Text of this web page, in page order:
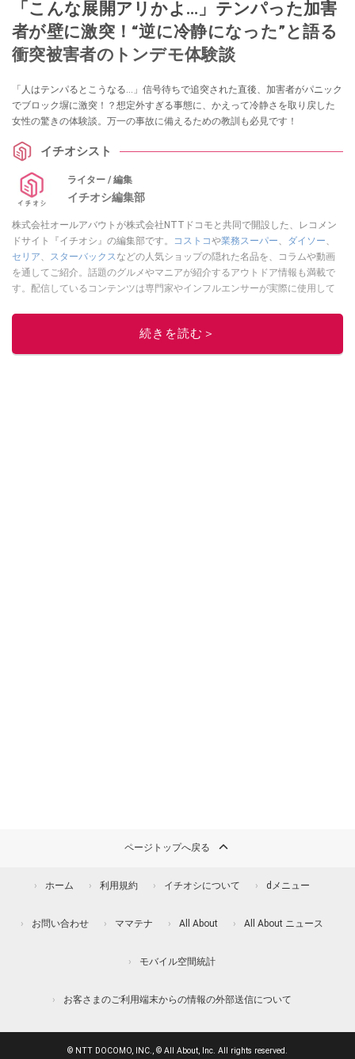
「こんな展開アリかよ…」テンパった加害
者が壁に激突！“逆に冷静になった”と語る
衝突被害者のトンデモ体験談
「人はテンパるとこうなる…」信号待ちで追突された直後、加害者がパニック
でブロック塀に激突！？想定外すぎる事態に、かえって冷静さを取り戻した
女性の驚きの体験談。万一の事故に備えるための教訓も必見です！
イチオシスト
ライター / 編集
イチオシ編集部
株式会社オールアバウトが株式会社NTTドコモと共同で開設した、レコメン
ドサイト『イチオシ』の編集部です。
コストコや業務スーパー、 ダイソー、
セリア、 スターバックスなどの人気ショップの隠れた名品を、コラムや動画
を通してご紹介。話題のグルメやマニアが紹介するアウトドア情報も満載で
す。配信しているコンテンツは専門家やインフルエンサーが実際に使用して
ニュースでフォロー
続きを読む＞
ページトップへ戻る
ホーム 利用規約 イチオシについて dメニュー
お問い合わせ ママテナ All About All About ニュース
モバイル空間統計
お客さまのご利用端末からの情報の外部送信について
© NTT DOCOMO, INC., © All About, Inc. All rights reserved.